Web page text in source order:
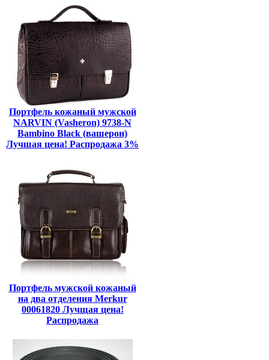
Портфель кожаный мужской
NARVIN (Vasheron) 9738-N
Bambino Black (вашерон)
Лучшая цена! Распродажа 3%
Портфель мужской кожаный
на два отделения Merkur
00061820 Лучщая цена!
Распродажа